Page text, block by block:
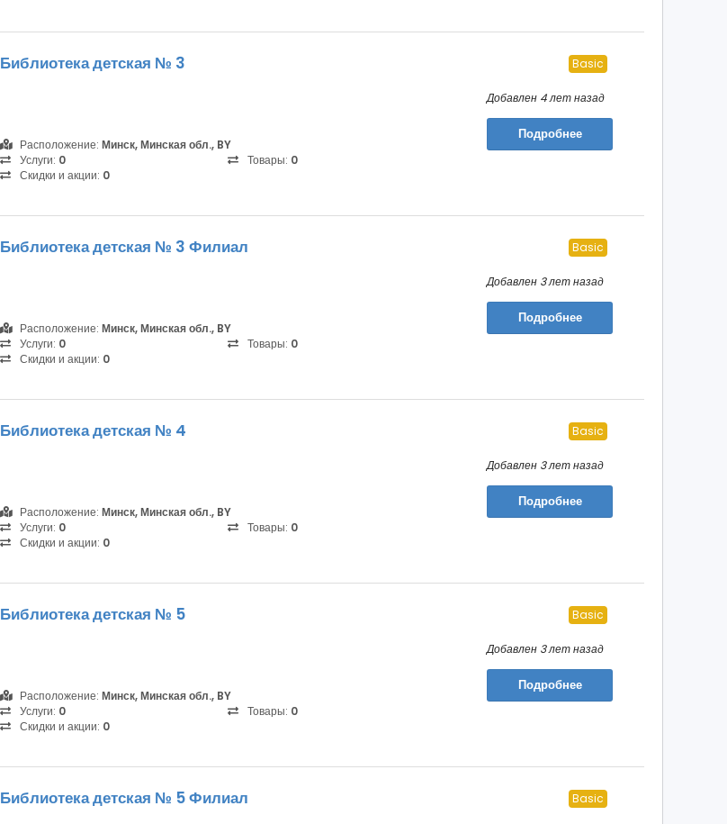
Библиотека детская № 3
Расположение: Минск, Минская обл., BY
Услуги: 0 Товары: 0
Скидки и акции: 0
Basic
Добавлен 4 лет назад
Подробнее
Библиотека детская № 3 Филиал
Расположение: Минск, Минская обл., BY
Услуги: 0 Товары: 0
Скидки и акции: 0
Basic
Добавлен 3 лет назад
Подробнее
Библиотека детская № 4
Расположение: Минск, Минская обл., BY
Услуги: 0 Товары: 0
Скидки и акции: 0
Basic
Добавлен 3 лет назад
Подробнее
Библиотека детская № 5
Расположение: Минск, Минская обл., BY
Услуги: 0 Товары: 0
Скидки и акции: 0
Basic
Добавлен 3 лет назад
Подробнее
Библиотека детская № 5 Филиал Basic